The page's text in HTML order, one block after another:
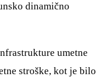
dinamično
umetne
stroške, kot je bilo